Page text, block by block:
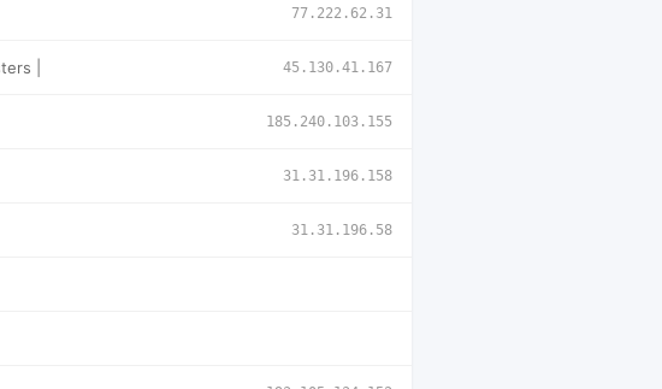
77.222.62.31
| 45.130.41.167
185.240.103.155
31.31.196.158
31.31.196.58